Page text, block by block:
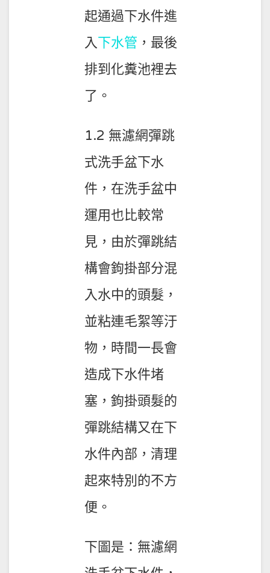
起通過下水件進
入下水管 ，最後
排到化糞池裡去
了。
1.2 無濾網彈跳
式洗手盆下水
件，在洗手盆中
運用也比較常
見，由於彈跳結
構會鉤掛部分混
入水中的頭髮，
並粘連毛絮等汙
物，時間一長會
造成下水件堵
塞，鉤掛頭髮的
彈跳結構又在下
水件內部，清理
起來特別的不方
便。
下圖是：無濾網